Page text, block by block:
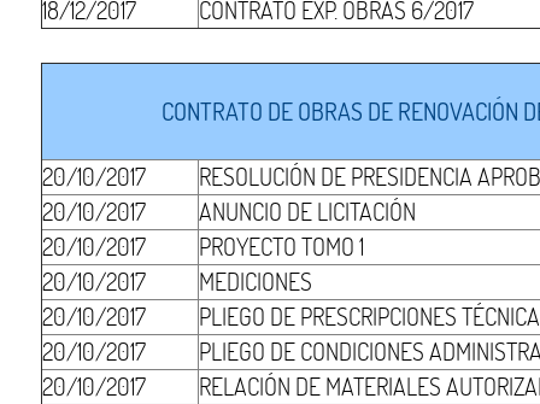
18/12/2017
CONTRATO EXP. OBRAS 6/2017
CONTRATO DE OBRAS DE RENOVACIÓN
20/10/2017
RESOLUCIÓN DE PRESIDENCIA
20/10/2017
ANUNCIO DE LICITACIÓN
20/10/2017
PROYECTO TOMO 1
20/10/2017
MEDICIONES
20/10/2017
PLIEGO DE PRESCRIPCIONES
20/10/2017
PLIEGO DE CONDICIONES
20/10/2017
RELACIÓN DE MATERIALES